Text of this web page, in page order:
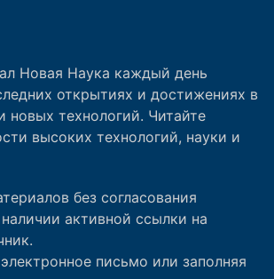
Новая Наука каждый день
открытиях и достижениях в
новых технологий. Читайте
высоких технологий, науки и
без согласования
активной ссылки на
письмо или заполняя